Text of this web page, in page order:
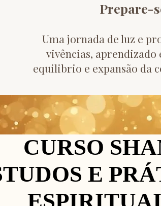
Prepare-
Uma jornada de luz e
vivências,
equilibrio e expansão da
CURSO
E
CURSO
E